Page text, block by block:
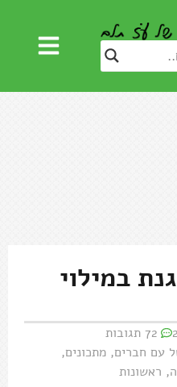
במילוי
72 תגובות
עם חברים, מתכונים,
, ראשונות